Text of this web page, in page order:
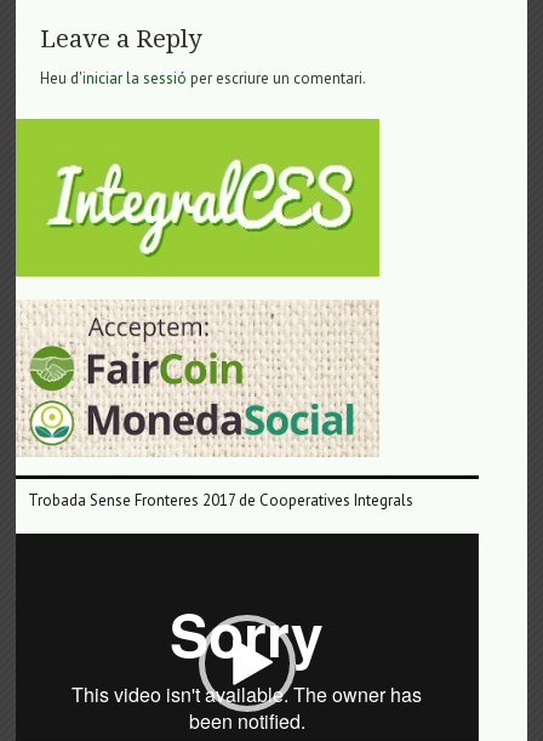
Leave a Reply
Heu d'iniciar la sessió per escriure un comentari.
Trobada Sense Fronteres 2017 de Cooperatives Integrals